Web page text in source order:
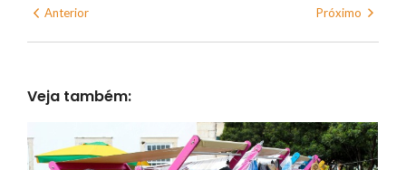
Anterior Próximo
Veja também: